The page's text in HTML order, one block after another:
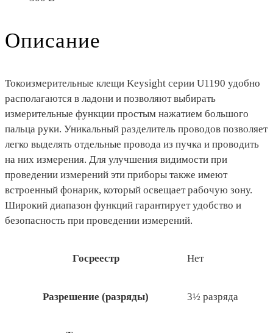
Описание
Токоизмерительные клещи Keysight серии U1190 удобно
располагаются в ладони и позволяют выбирать
измерительные функции простым нажатием большого
пальца руки. Уникальный разделитель проводов позволяет
легко выделять отдельные провода из пучка и проводить
на них измерения. Для улучшения видимости при
проведении измерений эти приборы также имеют
встроенный фонарик, который освещает рабочую зону.
Широкий диапазон функций гарантирует удобство и
безопасность при проведении измерений.
Госреестр Нет
Разрешение (разряды) 3½ разряда